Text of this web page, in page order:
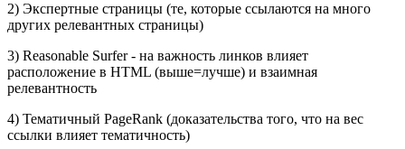
2) Экспертные страницы (те, которые ссылаются на много
других релевантных страницы)
3) Reasonable Surfer - на важность линков влияет
расположение в HTML (выше=лучше) и взаимная
релевантность
4) Тематичный PageRank (доказательства того, что на вес
ссылки влияет тематичность)